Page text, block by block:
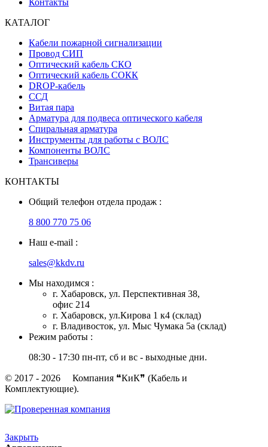
Контакты
КАТАЛОГ
Кабели пожарной сигнализации
Провод СИП
Оптический кабель СКО
Оптический кабель СОКК
DROP-кабель
ССД
Витая пара
Арматура для подвеса оптического кабеля
Спиральная арматура
Инструменты для работы с ВОЛС
Компоненты ВОЛС
Трансиверы
КОНТАКТЫ
Общий телефон отдела продаж :
8 800 770 75 06
Наш e-mail :
sales@kkdv.ru
Мы находимся :
г. Хабаровск, ул. Перспективная 38,
офис 214
г. Хабаровск, ул.Кирова 1 к4 (склад)
г. Владивосток, ул. Мыс Чумака 5а (склад)
Режим работы :
08:30 - 17:30 пн-пт, сб и вс - выходные дни.
© 2017 - 2026 Компания ❝КиК❞ (Кабель и
Комплектующие).
Закрыть